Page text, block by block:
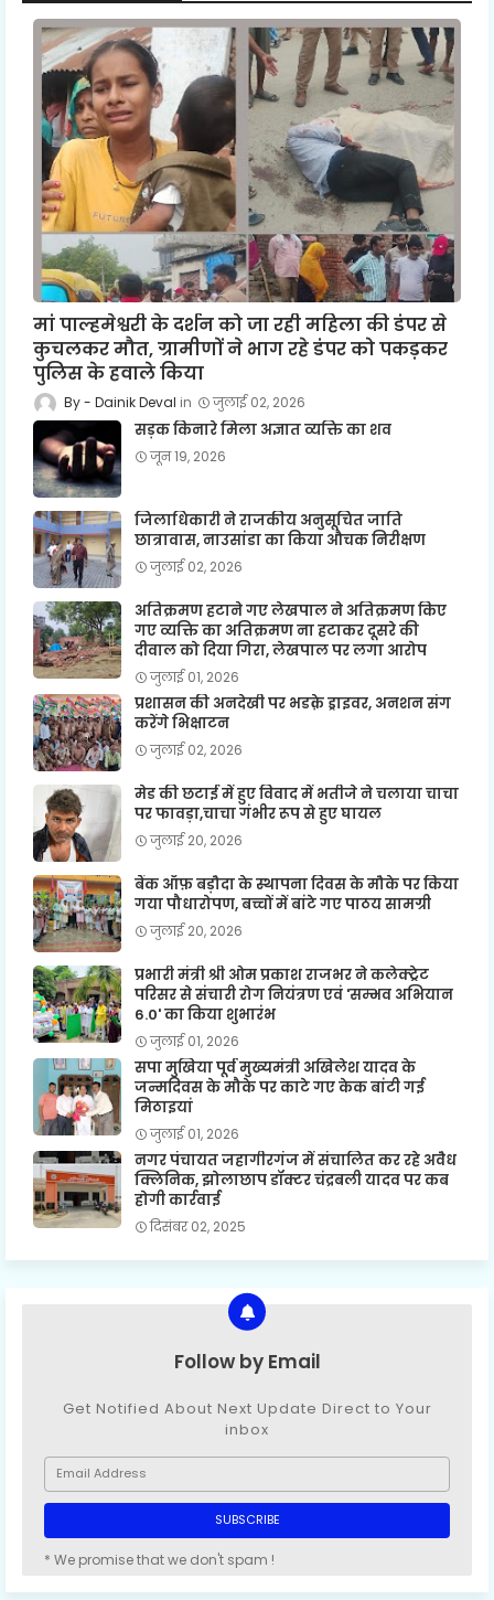
मां पाल्हमेश्वरी के दर्शन को जा रही महिला की डंपर से
कुचलकर मौत, ग्रामीणों ने भाग रहे डंपर को पकड़कर
पुलिस के हवाले किया
Dainik Deval जुलाई 02, 2026
सड़क किनारे मिला अज्ञात व्यक्ति का शव
जून 19, 2026
जिलाधिकारी ने राजकीय अनुसूचित जाति
छात्रावास, नाउसांडा का किया औचक निरीक्षण
जुलाई 02, 2026
अतिक्रमण हटाने गए लेखपाल ने अतिक्रमण किए
गए व्यक्ति का अतिक्रमण ना हटाकर दूसरे की
दीवाल को दिया गिरा, लेखपाल पर लगा आरोप
जुलाई 01, 2026
प्रशासन की अनदेखी पर भडक़े ड्राइवर, अनशन संग
करेंगे भिक्षाटन
जुलाई 02, 2026
मेड की छटाई में हुए विवाद में भतीजे ने चलाया चाचा
पर फावड़ा,चाचा गंभीर रूप से हुए घायल
जुलाई 20, 2026
बैंक ऑफ़ बड़ौदा के स्थापना दिवस के मौके पर किया
गया पौधारोपण, बच्चों में बांटे गए पाठय सामग्री
जुलाई 20, 2026
प्रभारी मंत्री श्री ओम प्रकाश राजभर ने कलेक्ट्रेट
परिसर से संचारी रोग नियंत्रण एवं 'सम्भव अभियान
6.0' का किया शुभारंभ
जुलाई 01, 2026
सपा मुखिया पूर्व मुख्यमंत्री अखिलेश यादव के
जन्मदिवस के मौके पर काटे गए केक बांटी गई
मिठाइयां
जुलाई 01, 2026
नगर पंचायत जहागीरगंज में संचालित कर रहे अवैध
क्लिनिक, झोलाछाप डॉक्टर चंद्रबली यादव पर कब
होगी कार्रवाई
दिसंबर 02, 2025
Follow by Email
Get Notified About Next Update Direct to Your
inbox
* We promise that we don't spam !